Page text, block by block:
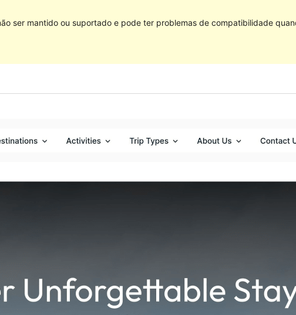
ser mantido ou suportado e pode ter problemas de compatibilidade
Tema